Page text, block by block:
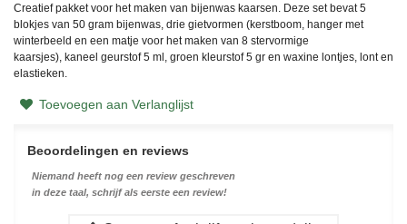
Creatief pakket voor het maken van bijenwas kaarsen. Deze set bevat 5
blokjes van 50 gram bijenwas, drie gietvormen (kerstboom, hanger met
winterbeeld en een matje voor het maken van 8 stervormige
kaarsjes), kaneel geurstof 5 ml, groen kleurstof 5 gr en waxine lontjes, lont en
elastieken.
Toevoegen aan Verlanglijst
Beoordelingen en reviews
Niemand heeft nog een review geschreven
in deze taal, schrijf als eerste een review!